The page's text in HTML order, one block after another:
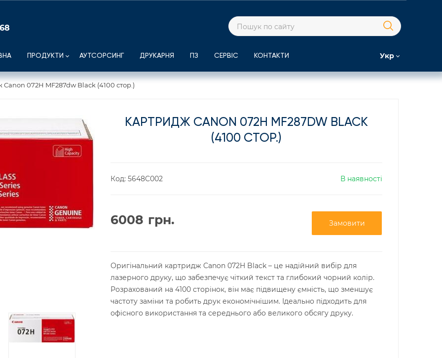
ПРОДУКТИ АУТСОРСИНГ ДРУКАРНЯ ПЗ СЕРВІС КОНТАКТИ Укр
072H MF287dw Black (4100 стор.)
КАРТРИДЖ CANON 072H MF287DW BLACK
(4100 СТОР.)
Код: 5648C002 В наявності
6008 грн. Замовити
Оригінальний картридж Canon 072H Black – це надійний вибір для
лазерного друку, що забезпечує чіткий текст та глибокий чорний колір.
Розрахований на 4100 сторінок, він має підвищену ємність, що зменшує
частоту заміни та робить друк економічнішим. Ідеально підходить для
офісного використання та середнього або великого обсягу друку.